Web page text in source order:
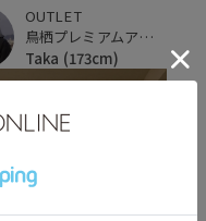
OUTLET
鳥栖プレミアムアウトレット
Taka (173cm)